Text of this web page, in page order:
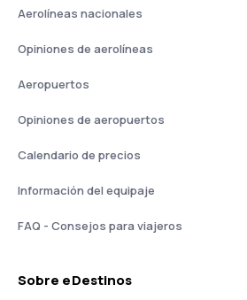
Aerolíneas nacionales
Opiniones de aerolíneas
Aeropuertos
Opiniones de aeropuertos
Calendario de precios
Información del equipaje
FAQ - Consejos para viajeros
Sobre eDestinos